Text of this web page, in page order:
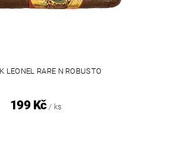
LEONEL RARE N ROBUSTO
199 Kč / ks